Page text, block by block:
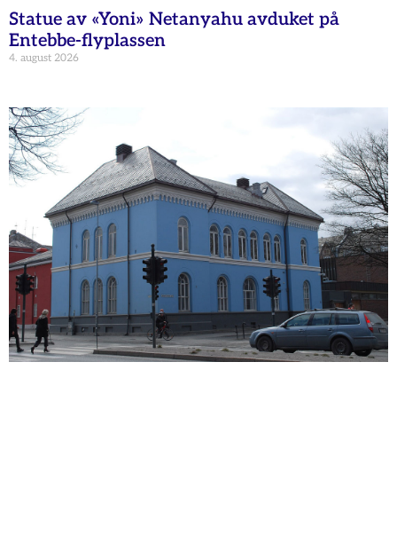
Statue av «Yoni» Netanyahu avduket på
Entebbe-flyplassen
4. august 2026